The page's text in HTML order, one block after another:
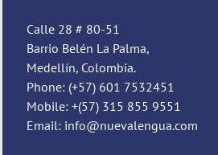
Calle 28 # 80-51
Barrio Belén La Palma,
Medellín, Colombia.
Phone: (+57) 601 7532451
Mobile: +(57) 315 855 9551
Email: info@nuevalengua.com